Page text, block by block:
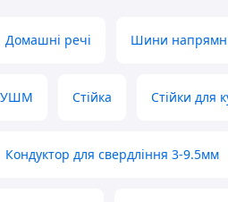
Домашні речі Шини
УШМ Стійка Стійки для
Кондуктор для свердління 3-9.5мм